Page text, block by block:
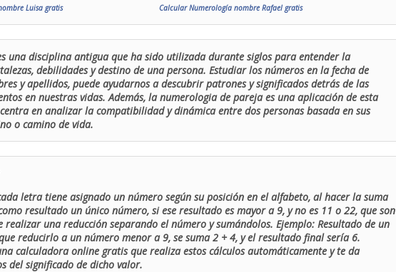
Luisa gratis
Calcular Numerología nombre Rafael gratis
una disciplina antigua que ha sido utilizada durante siglos para entender la
debilidades y destino de una persona. Estudiar los números en la fecha de
y apellidos, puede ayudarnos a descubrir patrones y significados detrás de las
en nuestras vidas. Además, la numerologia de pareja es una aplicación de esta
en analizar la compatibilidad y dinámica entre dos personas basada en sus
o camino de vida.
letra tiene asignado un número según su posición en el alfabeto, al hacer la suma
resultado un único número, si ese resultado es mayor a 9, y no es 11 o 22, que son
realizar una reducción separando el número y sumándolos. Ejemplo: Resultado de un
reducirlo a un número menor a 9, se suma 2 + 4, y el resultado final sería 6.
calculadora online gratis que realiza estos cálculos automáticamente y te da
del significado de dicho valor.